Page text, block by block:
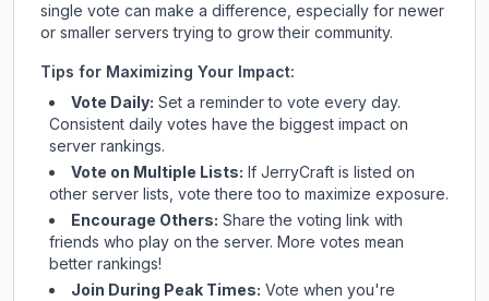
single vote can make a difference, especially for newer
or smaller servers trying to grow their community.
Tips for Maximizing Your Impact:
Vote Daily: Set a reminder to vote every day.
Consistent daily votes have the biggest impact on
server rankings.
Vote on Multiple Lists: If JerryCraft is listed on
other server lists, vote there too to maximize exposure.
Encourage Others: Share the voting link with
friends who play on the server. More votes mean
better rankings!
Join During Peak Times: Vote when you're